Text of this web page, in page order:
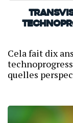
Cela fait dix
quelles